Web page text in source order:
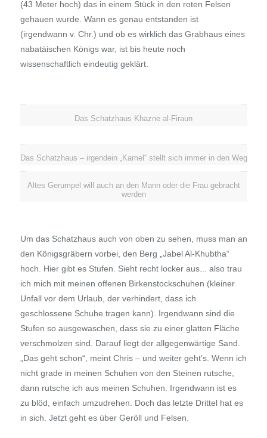
(43 Meter hoch) das in einem Stück in den roten Felsen
gehauen wurde. Wann es genau entstanden ist
(irgendwann v. Chr.) und ob es wirklich das Grabhaus eines
nabatäischen Königs war, ist bis heute noch
wissenschaftlich eindeutig geklärt.
Das Schatzhaus Khazne al-Firaun
Das Schatzhaus – irgendein „Kamel“ stellt sich immer in den Weg
Altes Gerumpel will auch an den Mann oder die Frau gebracht
werden
Um das Schatzhaus auch von oben zu sehen, muss man an
den Königsgräbern vorbei, den Berg „Jabel Al-Khubtha“
hoch. Hier gibt es Stufen. Sieht recht locker aus... also trau
ich mich mit meinen offenen Birkenstockschuhen (kleiner
Unfall vor dem Urlaub, der verhindert, dass ich
geschlossene Schuhe tragen kann). Irgendwann sind die
Stufen so ausgewaschen, dass sie zu einer glatten Fläche
verschmolzen sind. Darauf liegt der allgegenwärtige Sand.
„Das geht schon“, meint Chris – und weiter geht’s. Wenn ich
nicht grade in meinen Schuhen von den Steinen rutsche,
dann rutsche ich aus meinen Schuhen. Irgendwann ist es
zu blöd, einfach umzudrehen. Doch das letzte Drittel hat es
in sich. Jetzt geht es über Geröll und Felsen.